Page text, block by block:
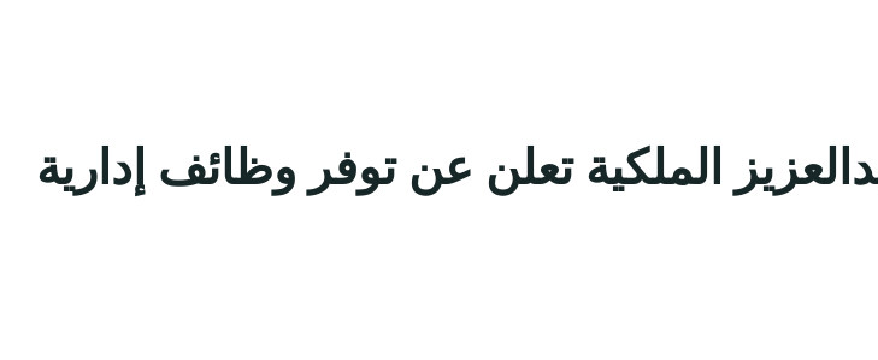
الملكية تعلن عن توفر وظائف إدارية